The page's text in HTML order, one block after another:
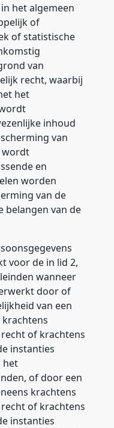
het algemeen
of
of statistische
van
recht, waarbij
het
inhoud
van
wordt
en
worden
van de
belangen van de
voor de in lid 2,
wanneer
door of
van een
of krachtens
instanties
het
of door een
krachtens
of krachtens
instanties